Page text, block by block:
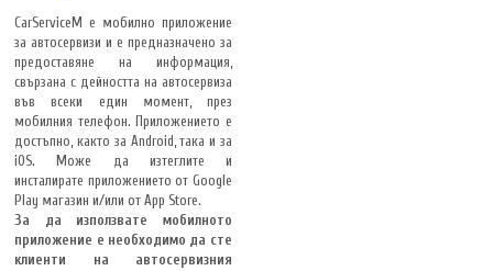
CarServiceM е мобилно приложение
за автосервизи и е предназначено за
предоставяне на информация,
свързана с дейността на автосервиза
във всеки един момент, през
мобилния телефон. Приложението е
достъпно, както за Android, така и за
iOS. Може да изтеглите и
инсталирате приложението от Google
Play магазин и/или от App Store.
За да използвате мобилното
приложение е необходимо да сте
клиенти на автосервизния